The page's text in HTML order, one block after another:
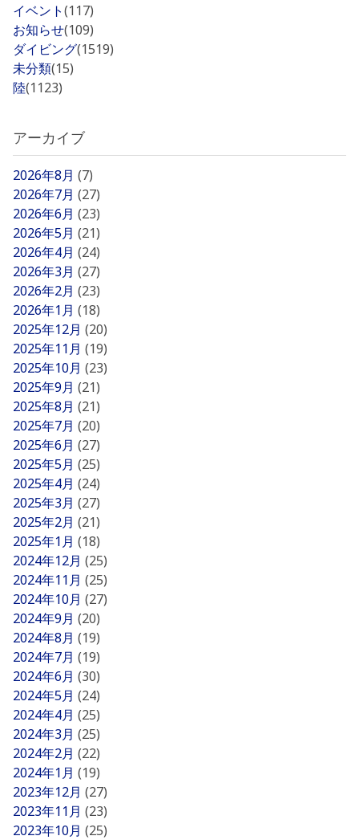
イベント(117)
お知らせ(109)
ダイビング(1519)
未分類(15)
陸(1123)
アーカイブ
2026年8月 (7)
2026年7月 (27)
2026年6月 (23)
2026年5月 (21)
2026年4月 (24)
2026年3月 (27)
2026年2月 (23)
2026年1月 (18)
2025年12月 (20)
2025年11月 (19)
2025年10月 (23)
2025年9月 (21)
2025年8月 (21)
2025年7月 (20)
2025年6月 (27)
2025年5月 (25)
2025年4月 (24)
2025年3月 (27)
2025年2月 (21)
2025年1月 (18)
2024年12月 (25)
2024年11月 (25)
2024年10月 (27)
2024年9月 (20)
2024年8月 (19)
2024年7月 (19)
2024年6月 (30)
2024年5月 (24)
2024年4月 (25)
2024年3月 (25)
2024年2月 (22)
2024年1月 (19)
2023年12月 (27)
2023年11月 (23)
2023年10月 (25)